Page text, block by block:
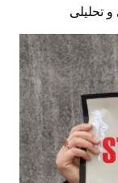
تحلیلی